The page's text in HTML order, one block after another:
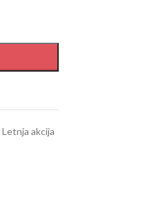
Letnja akcija